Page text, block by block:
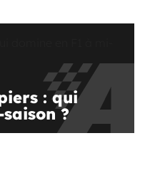
: qui
?